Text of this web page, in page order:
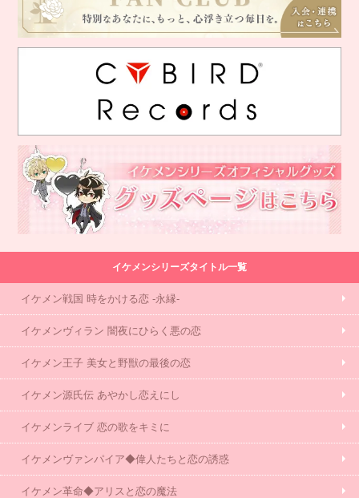
イケメンシリーズタイトル一覧
イケメン戦国 時をかける恋 -永縁-
イケメンヴィラン 闇夜にひらく悪の恋
イケメン王子 美女と野獣の最後の恋
イケメン源氏伝 あやかし恋えにし
イケメンライブ 恋の歌をキミに
イケメンヴァンパイア◆偉人たちと恋の誘惑
イケメン革命◆アリスと恋の魔法